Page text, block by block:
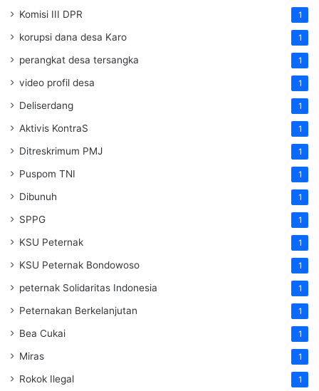
Komisi III DPR 1
korupsi dana desa Karo 1
perangkat desa tersangka 1
video profil desa 1
Deliserdang 1
Aktivis KontraS 1
Ditreskrimum PMJ 1
Puspom TNI 1
Dibunuh 1
SPPG 1
KSU Peternak 1
KSU Peternak Bondowoso 1
peternak Solidaritas Indonesia 1
Peternakan Berkelanjutan 1
Bea Cukai 1
Miras 1
Rokok Ilegal 1